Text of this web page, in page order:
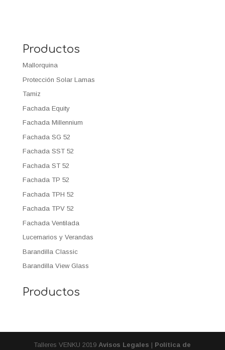
Productos
Mallorquina
Protección Solar Lamas
Tamiz
Fachada Equity
Fachada Millennium
Fachada SG 52
Fachada SST 52
Fachada ST 52
Fachada TP 52
Fachada TPH 52
Fachada TPV 52
Fachada Ventilada
Lucernarios y Verandas
Barandilla Classic
Barandilla View Glass
Productos
Talleres VENKU 2019Avisos Legales | Política de